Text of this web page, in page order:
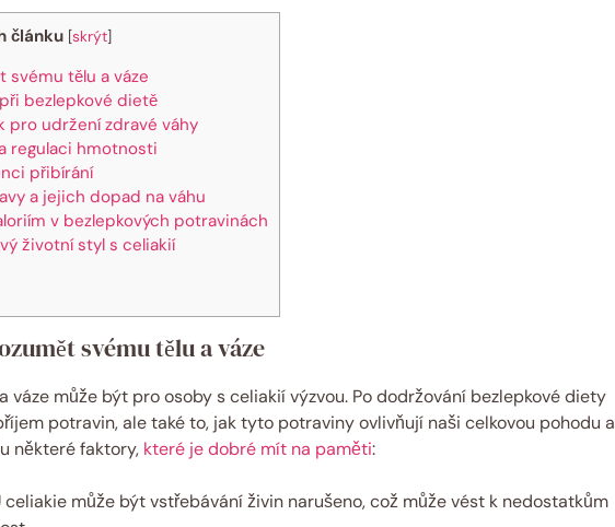
článku [skrýt]
svému tělu⁢ a váze
bezlepkové dietě
pro udržení zdravé váhy
regulaci‌ hmotnosti
přibírání
a jejich dopad na váhu
v bezlepkových potravinách
životní styl s celiakií
svému tělu⁢ a váze
váze může být pro osoby s‍ celiakií výzvou. Po dodržování bezlepkové diety⁣
potravin, ale také‌ to, jak tyto ⁤potraviny ovlivňují naši celkovou pohodu a
některé⁣ faktory, které je dobré mít na paměti:
celiakie⁤ může být vstřebávání​ živin narušeno, což ⁤může‍ vést k nedostatkům